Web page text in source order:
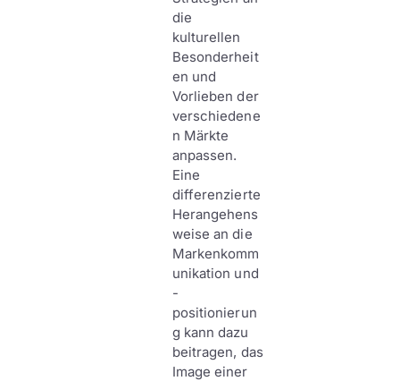
die
kulturellen
Besonderheit
en und
Vorlieben der
verschiedene
n Märkte
anpassen.
Eine
differenzierte
Herangehens
weise an die
Markenkomm
unikation und
-
positionierun
g kann dazu
beitragen, das
Image einer